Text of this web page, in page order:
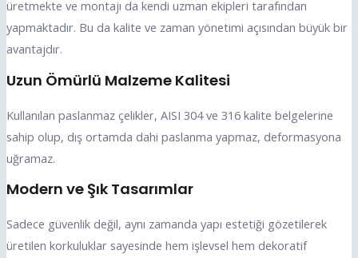
üretmekte ve montajı da kendi uzman ekipleri tarafından
yapmaktadır. Bu da kalite ve zaman yönetimi açısından büyük bir
avantajdır.
Uzun Ömürlü Malzeme Kalitesi
Kullanılan paslanmaz çelikler, AISI 304 ve 316 kalite belgelerine
sahip olup, dış ortamda dahi paslanma yapmaz, deformasyona
uğramaz.
Modern ve Şık Tasarımlar
Sadece güvenlik değil, aynı zamanda yapı estetiği gözetilerek
üretilen korkuluklar sayesinde hem işlevsel hem dekoratif